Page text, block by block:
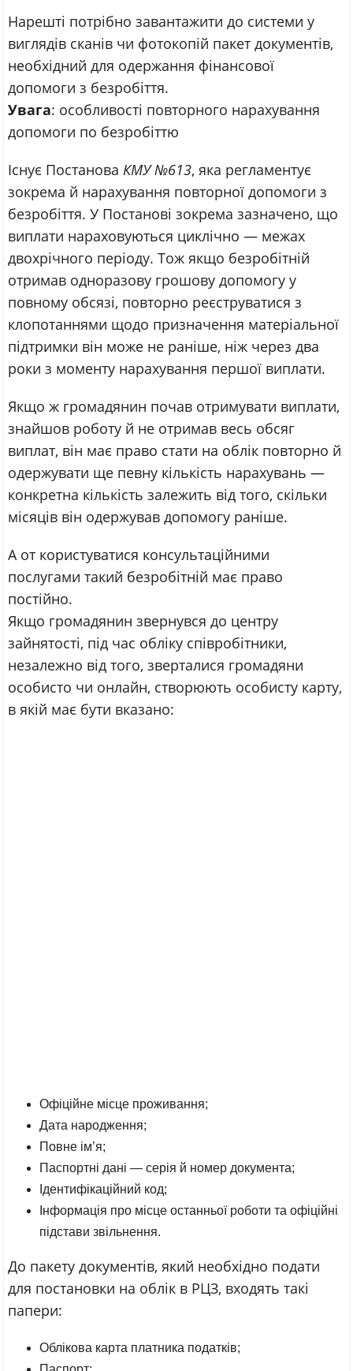
Нарешті потрібно завантажити до системи у
виглядів сканів чи фотокопій пакет документів,
необхідний для одержання фінансової
допомоги з безробіття.
Увага: особливості повторного нарахування
допомоги по безробіттю
Існує Постанова КМУ №613, яка регламентує
зокрема й нарахування повторної допомоги з
безробіття. У Постанові зокрема зазначено, що
виплати нараховуються циклічно — межах
двохрічного періоду. Тож якщо безробітній
отримав одноразову грошову допомогу у
повному обсязі, повторно реєструватися з
клопотаннями щодо призначення матеріальної
підтримки він може не раніше, ніж через два
роки з моменту нарахування першої виплати.
Якщо ж громадянин почав отримувати виплати,
знайшов роботу й не отримав весь обсяг
виплат, він має право стати на облік повторно й
одержувати ще певну кількість нарахувань —
конкретна кількість залежить від того, скільки
місяців він одержував допомогу раніше.
А от користуватися консультаційними
послугами такий безробітній має право
постійно.
Якщо громадянин звернувся до центру
зайнятості, під час обліку співробітники,
незалежно від того, зверталися громадяни
особисто чи онлайн, створюють особисту карту,
в якій має бути вказано:
Офіційне місце проживання;
Дата народження;
Повне ім’я;
Паспортні дані — серія й номер документа;
Ідентифікаційний код;
Інформація про місце останньої роботи та офіційні
підстави звільнення.
До пакету документів, який необхідно подати
для постановки на облік в РЦЗ, входять такі
папери:
Облікова карта платника податків;